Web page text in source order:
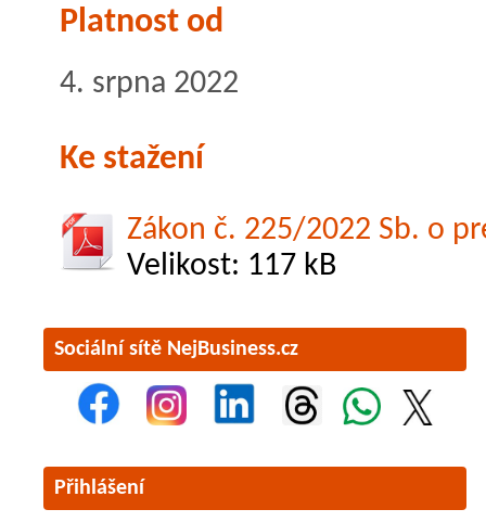
Platnost od
4. srpna 2022
Ke stažení
Zákon č. 225/2022 Sb. o
Velikost: 117 kB
Sociální sítě NejBusiness.cz
Přihlášení